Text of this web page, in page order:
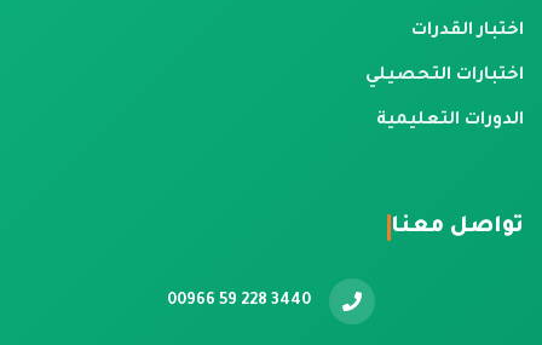
اختبار القدرات
اختبارات التحصيلي
الدورات التعليمية
تواصل معنا
00966 59 228 3440